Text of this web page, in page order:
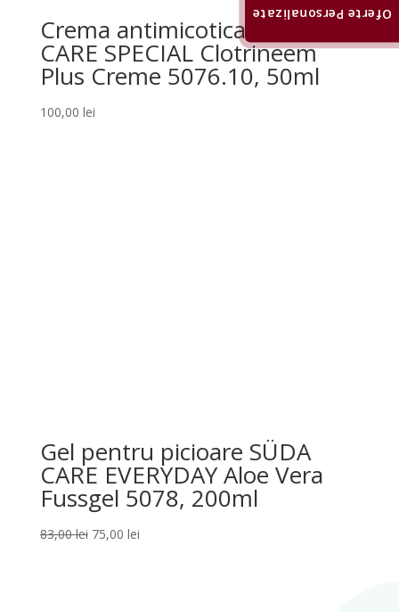
Crema antimicotica SÜDA
CARE SPECIAL Clotrineem
Plus Creme 5076.10, 50ml
100,00 lei
Gel pentru picioare SÜDA
CARE EVERYDAY Aloe Vera
Fussgel 5078, 200ml
83,00lei Prețul
75,00 leiPrețul
Oferte Personalizate